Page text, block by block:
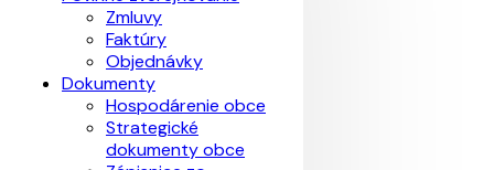
Zmluvy
Faktúry
Objednávky
Dokumenty
Hospodárenie obce
Strategické
dokumenty obce